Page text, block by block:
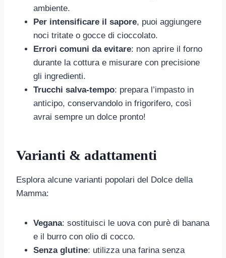
ambiente.
Per intensificare il sapore, puoi aggiungere
noci tritate o gocce di cioccolato.
Errori comuni da evitare: non aprire il forno
durante la cottura e misurare con precisione
gli ingredienti.
Trucchi salva-tempo: prepara l’impasto in
anticipo, conservandolo in frigorifero, così
avrai sempre un dolce pronto!
Varianti & adattamenti
Esplora alcune varianti popolari del Dolce della
Mamma:
Vegana: sostituisci le uova con purè di banana
e il burro con olio di cocco.
Senza glutine: utilizza una farina senza